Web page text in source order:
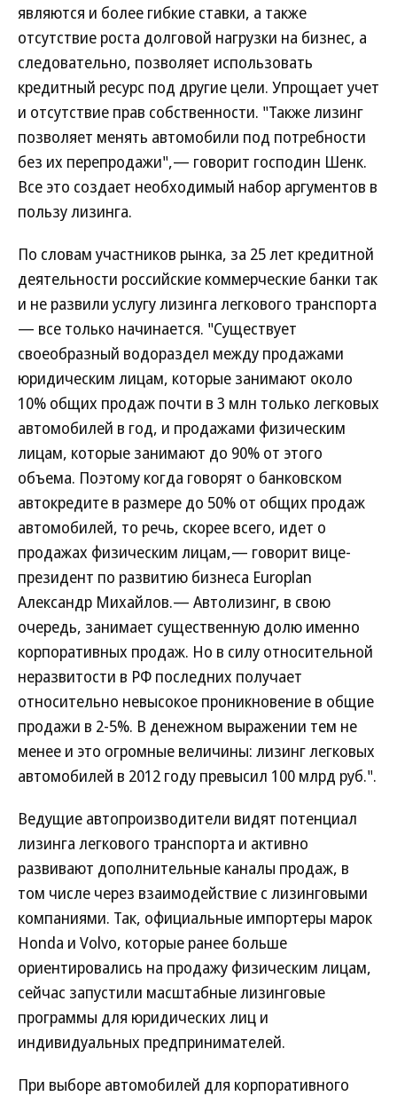
являются и более гибкие ставки, а также
отсутствие роста долговой нагрузки на бизнес, а
следовательно, позволяет использовать
кредитный ресурс под другие цели. Упрощает учет
и отсутствие прав собственности. "Также лизинг
позволяет менять автомобили под потребности
без их перепродажи",— говорит господин Шенк.
Все это создает необходимый набор аргументов в
пользу лизинга.
По словам участников рынка, за 25 лет кредитной
деятельности российские коммерческие банки так
и не развили услугу лизинга легкового транспорта
— все только начинается. "Существует
своеобразный водораздел между продажами
юридическим лицам, которые занимают около
10% общих продаж почти в 3 млн только легковых
автомобилей в год, и продажами физическим
лицам, которые занимают до 90% от этого
объема. Поэтому когда говорят о банковском
автокредите в размере до 50% от общих продаж
автомобилей, то речь, скорее всего, идет о
продажах физическим лицам,— говорит вице-
президент по развитию бизнеса Europlan
Александр Михайлов.— Автолизинг, в свою
очередь, занимает существенную долю именно
корпоративных продаж. Но в силу относительной
неразвитости в РФ последних получает
относительно невысокое проникновение в общие
продажи в 2-5%. В денежном выражении тем не
менее и это огромные величины: лизинг легковых
автомобилей в 2012 году превысил 100 млрд руб.".
Ведущие автопроизводители видят потенциал
лизинга легкового транспорта и активно
развивают дополнительные каналы продаж, в
том числе через взаимодействие с лизинговыми
компаниями. Так, официальные импортеры марок
Honda и Volvo, которые ранее больше
ориентировались на продажу физическим лицам,
сейчас запустили масштабные лизинговые
программы для юридических лиц и
индивидуальных предпринимателей.
При выборе автомобилей для корпоративного